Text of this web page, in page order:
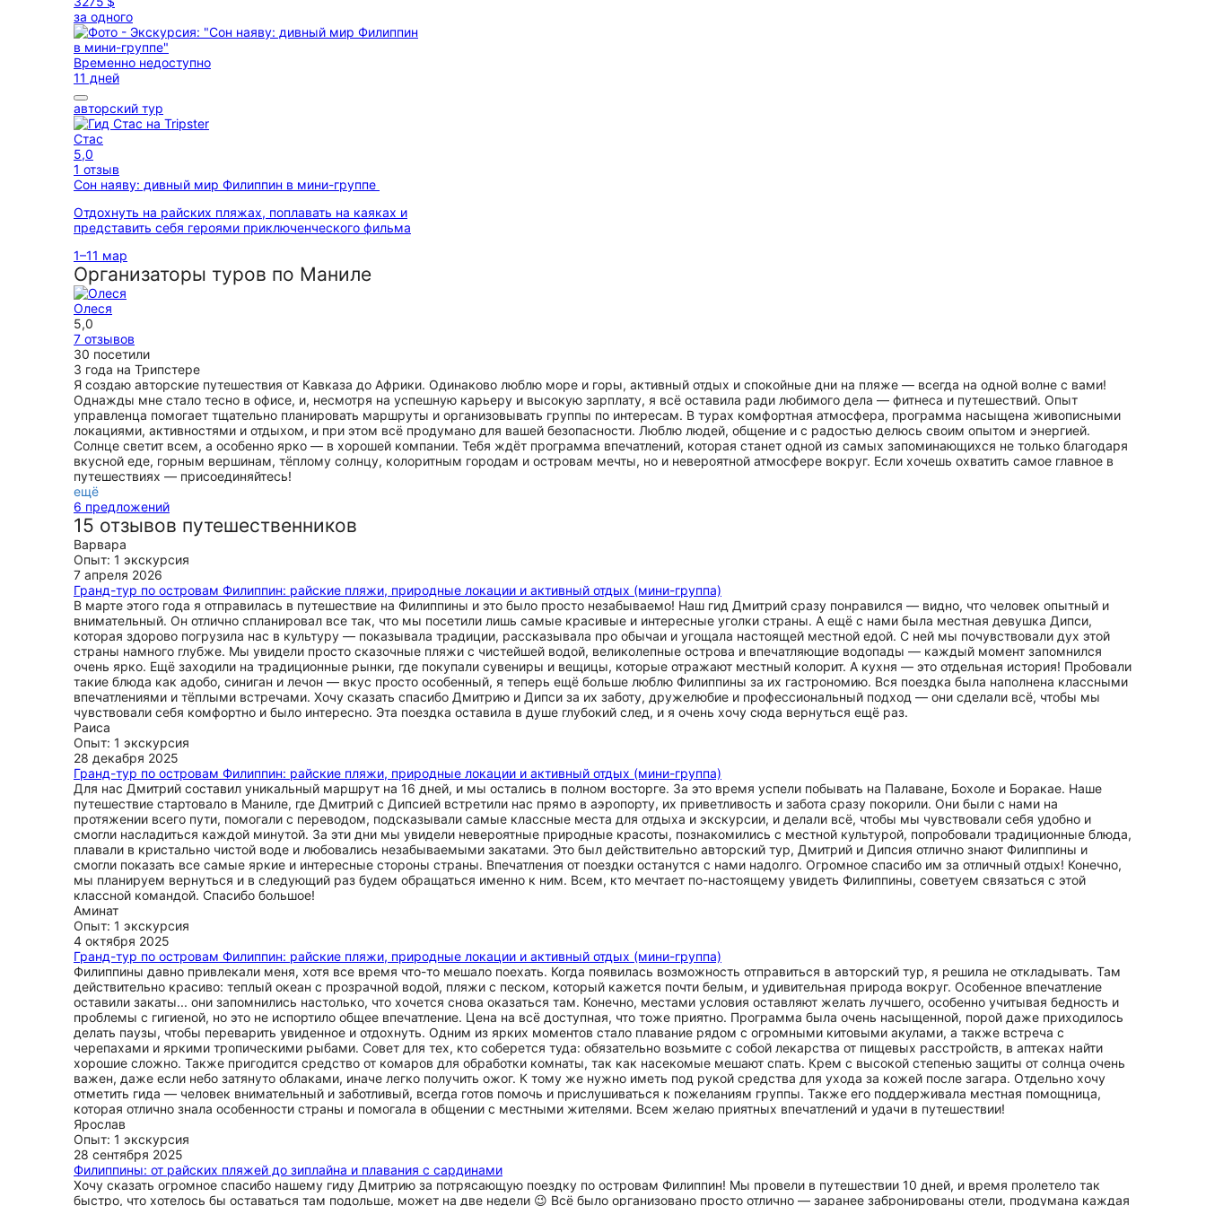
за одного
Временно недоступно
11 дней
авторский тур
Стас
5,0
1 отзыв
Сон наяву: дивный мир Филиппин в мини-группе
Отдохнуть на райских пляжах, поплавать на каяках и
представить себя героями приключенческого фильма
1–11 мар
Организаторы туров по Маниле
Олеся
5,0
7 отзывов
30 посетили
3 года на Трипстере
Я создаю авторские путешествия от Кавказа до Африки. Одинаково люблю море и горы, активный отдых и спокойные дни на пляже — всегда на одной волне с вами!
Однажды мне стало тесно в офисе, и, несмотря на успешную карьеру и высокую зарплату, я всё оставила ради любимого дела — фитнеса и путешествий. Опыт
управленца помогает тщательно планировать маршруты и организовывать группы по интересам. В турах комфортная атмосфера, программа насыщена живописными
локациями, активностями и отдыхом, и при этом всё продумано для вашей безопасности. Люблю людей, общение и с радостью делюсь своим опытом и энергией.
Солнце светит всем, а особенно ярко — в хорошей компании. Тебя ждёт программа впечатлений, которая станет одной из самых запоминающихся не только благодаря
вкусной еде, горным вершинам, тёплому солнцу, колоритным городам и островам мечты, но и невероятной атмосфере вокруг. Если хочешь охватить самое главное в
путешествиях — присоединяйтесь!
ещё
6 предложений
15 отзывов путешественников
Варвара
Опыт: 1 экскурсия
7 апреля 2026
Гранд-тур по островам Филиппин: райские пляжи, природные локации и активный отдых (мини-группа)
В марте этого года я отправилась в путешествие на Филиппины и это было просто незабываемо! Наш гид Дмитрий сразу понравился — видно, что человек опытный и
внимательный. Он отлично спланировал все так, что мы посетили лишь самые красивые и интересные уголки страны. А ещё с нами была местная девушка Дипси,
которая здорово погрузила нас в культуру — показывала традиции, рассказывала про обычаи и угощала настоящей местной едой. С ней мы почувствовали дух этой
страны намного глубже. Мы увидели просто сказочные пляжи с чистейшей водой, великолепные острова и впечатляющие водопады — каждый момент запомнился
очень ярко. Ещё заходили на традиционные рынки, где покупали сувениры и вещицы, которые отражают местный колорит. А кухня — это отдельная история! Пробовали
такие блюда как адобо, синиган и лечон — вкус просто особенный, я теперь ещё больше люблю Филиппины за их гастрономию. Вся поездка была наполнена классными
впечатлениями и тёплыми встречами. Хочу сказать спасибо Дмитрию и Дипси за их заботу, дружелюбие и профессиональный подход — они сделали всё, чтобы мы
чувствовали себя комфортно и было интересно. Эта поездка оставила в душе глубокий след, и я очень хочу сюда вернуться ещё раз.
Раиса
Опыт: 1 экскурсия
28 декабря 2025
Гранд-тур по островам Филиппин: райские пляжи, природные локации и активный отдых (мини-группа)
Для нас Дмитрий составил уникальный маршрут на 16 дней, и мы остались в полном восторге. За это время успели побывать на Палаване, Бохоле и Боракае. Наше
путешествие стартовало в Маниле, где Дмитрий с Дипсией встретили нас прямо в аэропорту, их приветливость и забота сразу покорили. Они были с нами на
протяжении всего пути, помогали с переводом, подсказывали самые классные места для отдыха и экскурсии, и делали всё, чтобы мы чувствовали себя удобно и
смогли насладиться каждой минутой. За эти дни мы увидели невероятные природные красоты, познакомились с местной культурой, попробовали традиционные блюда,
плавали в кристально чистой воде и любовались незабываемыми закатами. Это был действительно авторский тур, Дмитрий и Дипсия отлично знают Филиппины и
смогли показать все самые яркие и интересные стороны страны. Впечатления от поездки останутся с нами надолго. Огромное спасибо им за отличный отдых! Конечно,
мы планируем вернуться и в следующий раз будем обращаться именно к ним. Всем, кто мечтает по-настоящему увидеть Филиппины, советуем связаться с этой
классной командой. Спасибо большое!
Аминат
Опыт: 1 экскурсия
4 октября 2025
Гранд-тур по островам Филиппин: райские пляжи, природные локации и активный отдых (мини-группа)
Филиппины давно привлекали меня, хотя все время что-то мешало поехать. Когда появилась возможность отправиться в авторский тур, я решила не откладывать. Там
действительно красиво: теплый океан с прозрачной водой, пляжи с песком, который кажется почти белым, и удивительная природа вокруг. Особенное впечатление
оставили закаты... они запомнились настолько, что хочется снова оказаться там. Конечно, местами условия оставляют желать лучшего, особенно учитывая бедность и
проблемы с гигиеной, но это не испортило общее впечатление. Цена на всё доступная, что тоже приятно. Программа была очень насыщенной, порой даже приходилось
делать паузы, чтобы переварить увиденное и отдохнуть. Одним из ярких моментов стало плавание рядом с огромными китовыми акулами, а также встреча с
черепахами и яркими тропическими рыбами. Совет для тех, кто соберется туда: обязательно возьмите с собой лекарства от пищевых расстройств, в аптеках найти
хорошие сложно. Также пригодится средство от комаров для обработки комнаты, так как насекомые мешают спать. Крем с высокой степенью защиты от солнца очень
важен, даже если небо затянуто облаками, иначе легко получить ожог. К тому же нужно иметь под рукой средства для ухода за кожей после загара. Отдельно хочу
отметить гида — человек внимательный и заботливый, всегда готов помочь и прислушиваться к пожеланиям группы. Также его поддерживала местная помощница,
которая отлично знала особенности страны и помогала в общении с местными жителями. Всем желаю приятных впечатлений и удачи в путешествии!
Ярослав
Опыт: 1 экскурсия
28 сентября 2025
Филиппины: от райских пляжей до зиплайна и плавания с сардинами
Хочу сказать огромное спасибо нашему гиду Дмитрию за потрясающую поездку по островам Филиппин! Мы провели в путешествии 10 дней, и время пролетело так
быстро, что хотелось бы оставаться там подольше, может на две недели 😉 Всё было организовано просто отлично — заранее забронированы отели, продумана каждая